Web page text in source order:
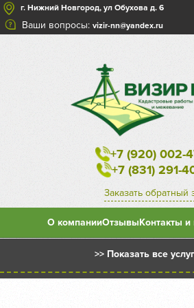
г. Нижний Новгород, ул Обухова д. 6
Ваши вопросы: vizir-nn@yandex.ru
+7 (920) 002-
+7 (831) 291-
Заказать обратный
О компанииОтзывыКонтакты и
>> Показать все